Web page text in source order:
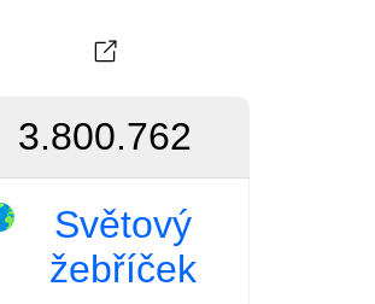
3.800.762
Světový
žebříček